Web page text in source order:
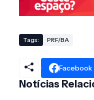
Tags: PRF/BA
Facebook
Notícias